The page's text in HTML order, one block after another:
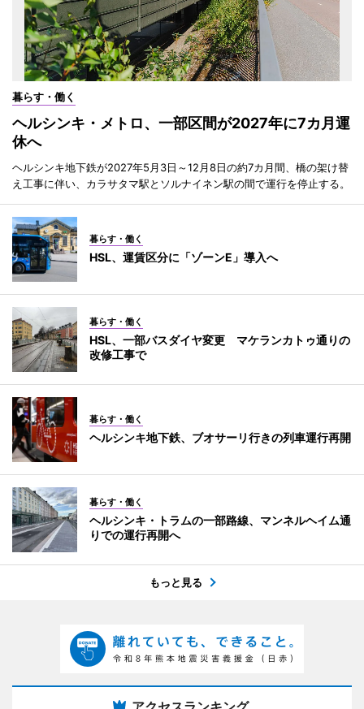
暮らす・働く
ヘルシンキ・メトロ、一部区間が2027年に7カ月運
休へ
ヘルシンキ地下鉄が2027年5月3日～12月8日の約7カ月間、橋の架け替
え工事に伴い、カラサタマ駅とソルナイネン駅の間で運行を停止する。
暮らす・働く
HSL、運賃区分に「ゾーンE」導入へ
暮らす・働く
HSL、一部バスダイヤ変更 マケランカトゥ通りの
改修工事で
暮らす・働く
ヘルシンキ地下鉄、ブオサーリ行きの列車運行再開
暮らす・働く
ヘルシンキ・トラムの一部路線、マンネルヘイム通
りでの運行再開へ
もっと見る